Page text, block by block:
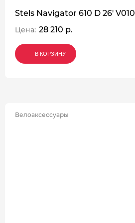
Stels Navigator 610 D 26' V010
Цена: 28 210 р.
В КОРЗИНУ
В КОРЗИНУ
В КОРЗИНУ
Велоаксессуары